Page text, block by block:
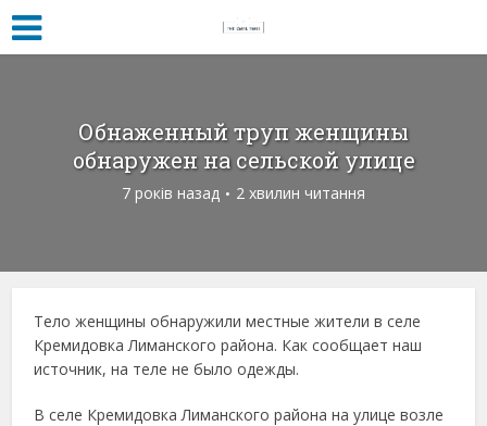
Обнаженный труп женщины
обнаружен на сельской улице
7 років назад 2 хвилин читання
Тело женщины обнаружили местные жители в селе
Кремидовка Лиманского района. Как сообщает наш
источник, на теле не было одежды.
В селе Кремидовка Лиманского района на улице возле